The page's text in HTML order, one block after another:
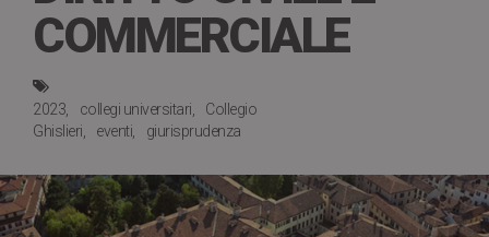
COMMERCIALE
2023 collegi universitari
Collegio
Ghislieri
eventi giurisprudenza